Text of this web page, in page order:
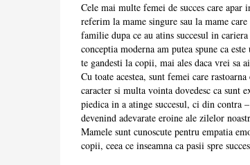
Cele mai multe femei de succes care
referim la mame singure sau la mame
familie dupa ce au atins succesul in
conceptia moderna am putea spune ca
te gandesti la copii, mai ales daca vrei sa
Cu toate acestea, sunt femei care
caracter si multa vointa dovedesc ca sunt
piedica in a atinge succesul, ci din contra
devenind adevarate eroine ale zilelor
Mamele sunt cunoscute pentru empatia
copii, ceea ce inseamna ca pasii spre